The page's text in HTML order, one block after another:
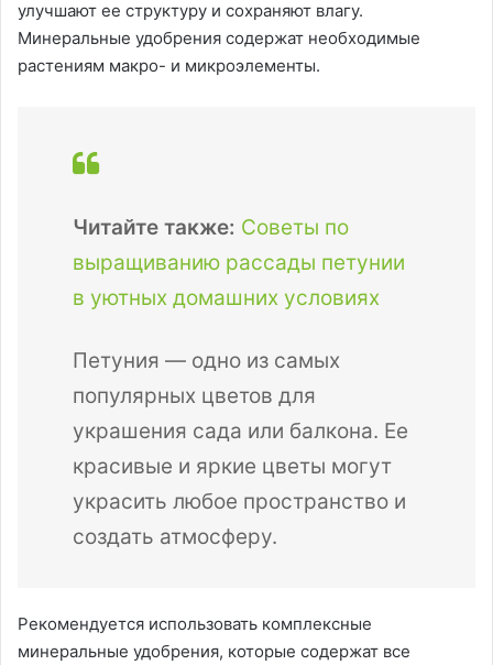
улучшают ее структуру и сохраняют влагу.
Минеральные удобрения содержат необходимые
растениям макро- и микроэлементы.
Читайте также: Советы по
выращиванию рассады петунии
в уютных домашних условиях
Петуния — одно из самых
популярных цветов для
украшения сада или балкона. Ее
красивые и яркие цветы могут
украсить любое пространство и
создать атмосферу.
Рекомендуется использовать комплексные
минеральные удобрения, которые содержат все